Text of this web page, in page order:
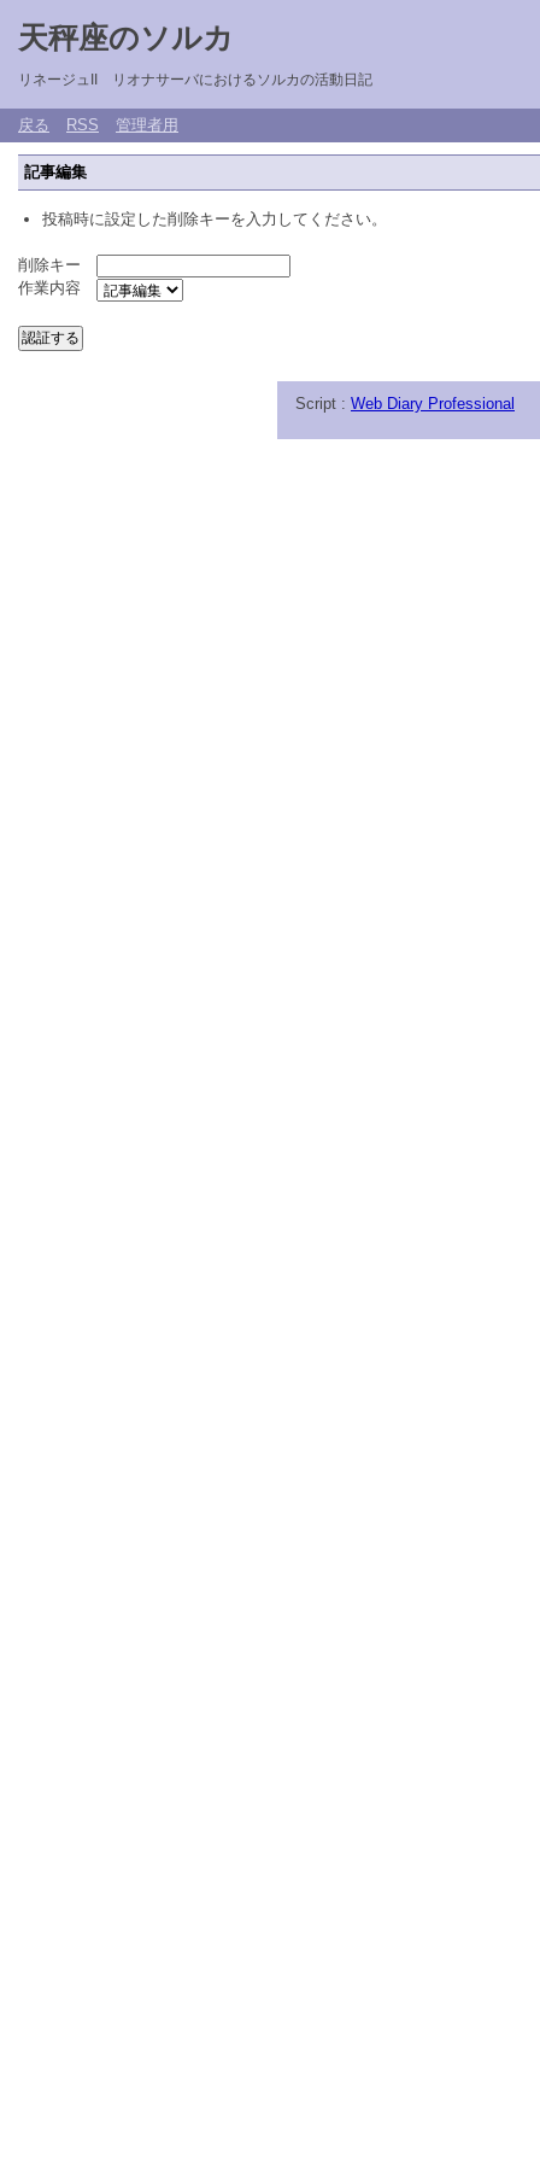
天秤座のソルカ
リネージュII リオナサーバにおけるソルカの活動日記
戻る RSS 管理者用
記事編集
投稿時に設定した削除キーを入力してください。
削除キー
作業内容
Script : Web Diary Professional